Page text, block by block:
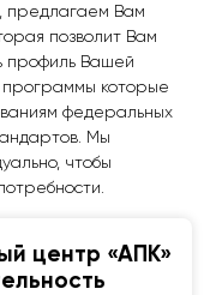
предлагаем Вам
позволит Вам
профиль Вашей
программы которые
федеральных
Мы
чтобы
центр «АПК»